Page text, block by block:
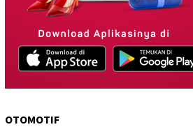
OTOMOTIF